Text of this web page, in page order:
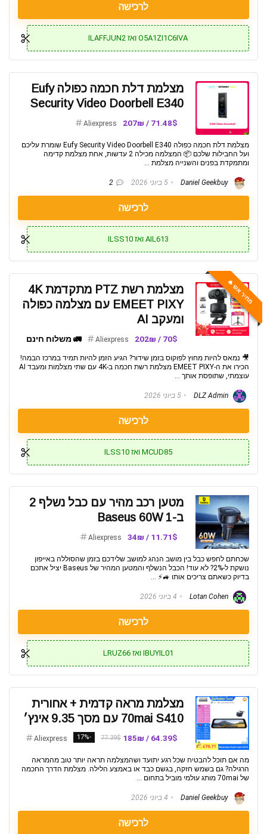
לרכישה
O5A1ZI1C6IVA ואז ILAFFJUN2
מצלמת דלת חכמה כפולה Eufy
Security Video Doorbell E340
71.48$ / 207₪
Aliexpress
מצלמת דלת חכמה כפולה Eufy Security Video Doorbell E340 שומרת עליכם
ועל החבילות שלכם 📦 המצלמה מכילה 2 עדשות, אחת מצלמת קדימה
ומתמקדת בפנים והשנייה מצלמת ...
5 ביוני 2026 2
לרכישה
AIL613 ואז ILSS10
מחיר אש 🔥
מצלמת רשת PTZ מתקדמת 4K
EMEET PIXY עם מצלמה כפולה
ומעקב AI
70$ / 202₪
Aliexpress 🚛 משלוח חינם
🎥 נמאס להיות מחוץ לפוקוס בזמן שידור? הגיע הזמן להיות תמיד במרכז הבמה!
הכירו את ה-EMEET PIXY מצלמת רשת חכמה ב-4K עם שתי מצלמות ומעבד AI
עוצמתי, שתופסת אותך ...
5 ביוני 2026
לרכישה
MCUD85 ואז ILSS10
מטען רכב מהיר עם כבל נשלף 2
ב-1 Baseus 60W
11.71$ / 34₪
Aliexpress
שכחתם לחפש כבל בין מושב הנהג למושב שלידכם בזמן שהסוללה באייפון
נושקת ל-2%? לא עוד! הכבל הנשלף והמטען המהיר של Baseus יציל אתכם
בדיוק כשאתם צריכים אותו 🚙⚡️ ...
4 ביוני 2026
לרכישה
IBUYIL01 ואז LRUZ66
מצלמת מראה קדמית + אחורית
70mai S410 עם מסך 9.35 אינץ׳
64.39$ / 185₪
77.39$
-17%
Aliexpress
מה אם תוכל להבטיח שכל רגע יתועד ושהמצלמה תראה יותר טוב מהמראה
הרגילה? גם בשמש חזקה, בגשם כבד או באמצע הלילה. מצלמת הדרך החכמה
של 70mai מותג עולמי מוביל בתחום ...
4 ביוני 2026
לרכישה